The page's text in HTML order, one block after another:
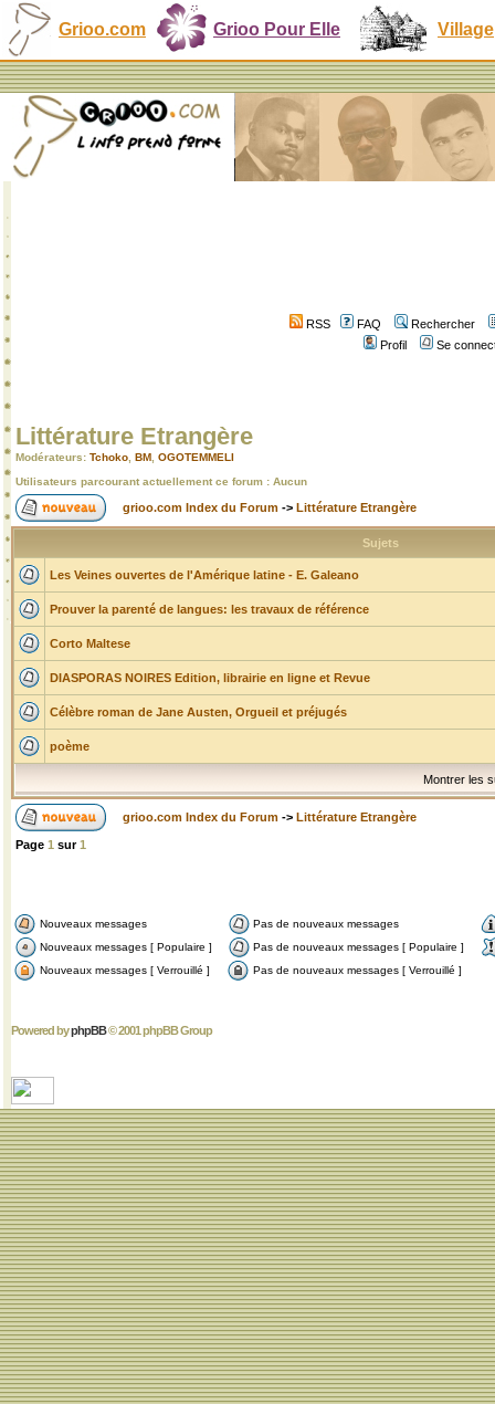
Grioo.com Grioo Pour Elle Village
RSS FAQ
Rechercher
Profil
Se
Littérature Etrangère
Modérateurs: Tchoko BM OGOTEMMELI
Utilisateurs parcourant actuellement ce forum : Aucun
grioo.com Index du Forum -> Littérature Etrangère
Sujets
Les Veines ouvertes de l'Amérique latine - E. Galeano
Prouver la parenté de langues: les travaux de référence
Corto Maltese
DIASPORAS NOIRES Edition, librairie en ligne et Revue
Célèbre roman de Jane Austen, Orgueil et préjugés
poème
Montrer les
grioo.com Index du Forum -> Littérature Etrangère
Page 1 sur1
Nouveaux messages
Pas de nouveaux messages
Nouveaux messages [ Populaire ]
Pas de nouveaux messages [ Populaire ]
Nouveaux messages [ Verrouillé ]
Pas de nouveaux messages [ Verrouillé ]
Powered byphpBB© 2001 phpBB Group